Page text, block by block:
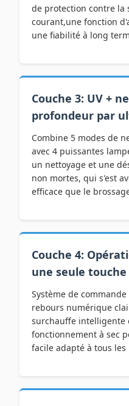
de protection contre la
courant,une fonction
une fiabilité à long
Couche 3: UV +
profondeur par
Combine 5 modes de
avec 4 puissantes
un nettoyage et une
non mortes, qui s'est
efficace que le
Couche 4:
une seule touche
Système de
rebours numérique
surchauffe intelligente
fonctionnement à sec
facile adapté à tous